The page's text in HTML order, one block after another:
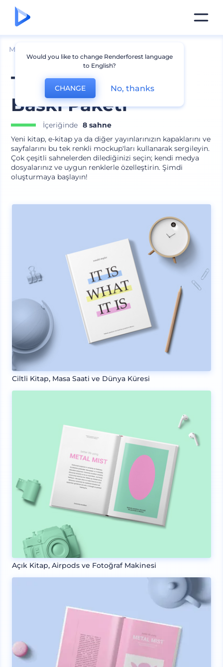
Mockuplar
Tek Renkli Kitap
Baskı Paketi
İçeriğinde 8 sahne
Yeni kitap, e-kitap ya da diğer yayınlarınızın kapaklarını ve
sayfalarını bu tek renkli mockup'ları kullanarak sergileyin.
Çok çeşitli sahnelerden dilediğinizi seçin; kendi medya
dosyalarınız ve uygun renklerle özelleştirin. Şimdi
oluşturmaya başlayın!
Ciltli Kitap, Masa Saati ve Dünya Küresi
Açık Kitap, Airpods ve Fotoğraf Makinesi
Would you like to change Renderforest language
to English?
CHANGE No, thanks